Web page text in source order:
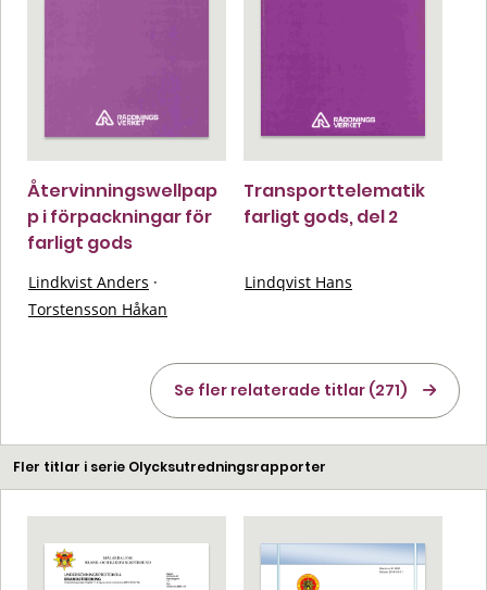
Återvinningswellpap
p i förpackningar för
farligt gods
Lindkvist Anders ·
Torstensson Håkan
Transporttelematik
farligt gods, del 2
Lindqvist Hans
Se fler relaterade titlar (271)
Fler titlar i serie Olycksutredningsrapporter